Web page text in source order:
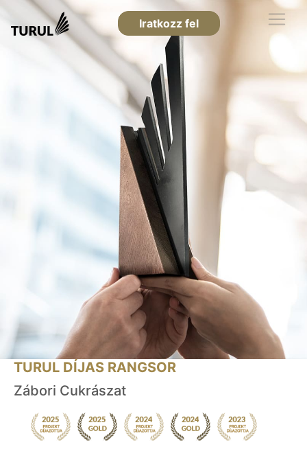
Iratkozz fel
TURUL DÍJAS RANGSOR
Zábori Cukrászat